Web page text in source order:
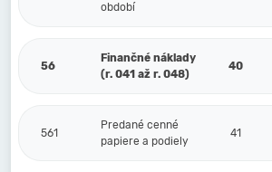
období
56
Finančné náklady
(r. 041 až r. 048)
40
561
Predané cenné
papiere a podiely
41